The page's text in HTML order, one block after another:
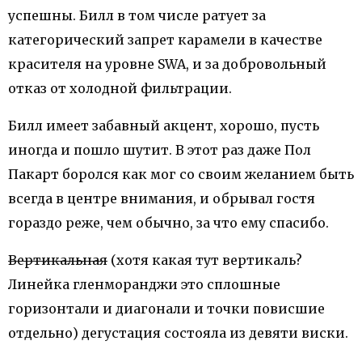
успешны. Билл в том числе ратует за
категорический запрет карамели в качестве
красителя на уровне SWA, и за добровольный
отказ от холодной фильтрации.
Билл имеет забавный акцент, хорошо, пусть
иногда и пошло шутит. В этот раз даже Пол
Пакарт боролся как мог со своим желанием быть
всегда в центре внимания, и обрывал гостя
гораздо реже, чем обычно, за что ему спасибо.
Вертикальная (хотя какая тут вертикаль?
Линейка гленморанджи это сплошные
горизонтали и диагонали и точки повисшие
отдельно) дегустация состояла из девяти виски.